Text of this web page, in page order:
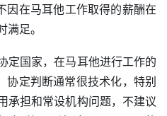
在马耳他工作取得的薪酬在
足。
定国家，在马耳他进行工作的
定判断通常很技术化，特别
承担和常设机构问题，不建议